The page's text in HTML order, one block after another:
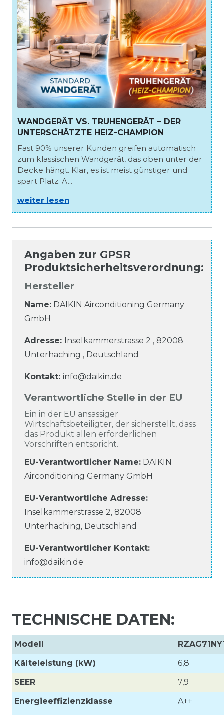
WANDGERÄT VS. TRUHENGERÄT – DER
UNTERSCHÄTZTE HEIZ-CHAMPION
Fast 90% unserer Kunden greifen automatisch
zum klassischen Wandgerät, das oben unter der
Decke hängt. Klar, es ist meist günstiger und
spart Platz. A...
weiter lesen
Angaben zur GPSR
Produktsicherheitsverordnung:
Hersteller
Name: DAIKIN Airconditioning Germany
GmbH
Adresse: Inselkammerstrasse 2 , 82008
Unterhaching , Deutschland
Kontakt: info@daikin.de
Verantwortliche Stelle in der EU
Ein in der EU ansässiger
Wirtschaftsbeteiligter, der sicherstellt, dass
das Produkt allen erforderlichen
Vorschriften entspricht.
EU-Verantwortlicher Name: DAIKIN
Airconditioning Germany GmbH
EU-Verantwortliche Adresse:
Inselkammerstrasse 2, 82008
Unterhaching, Deutschland
EU-Verantwortlicher Kontakt:
info@daikin.de
TECHNISCHE DATEN:
Modell
Kälteleistung (kW)
6,8
SEER
7,9
Energieeffizienzklasse
A++